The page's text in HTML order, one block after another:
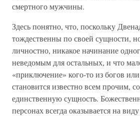
смертного мужчины.
Здесь понятно, что, поскольку
тождественны по своей сущности,
личностно, никакое начинание
неведомым для остальных, и что
«приключение» кого-то из богов
становится известно всем прочим,
единственную сущность.
персонах всегда оказывается на